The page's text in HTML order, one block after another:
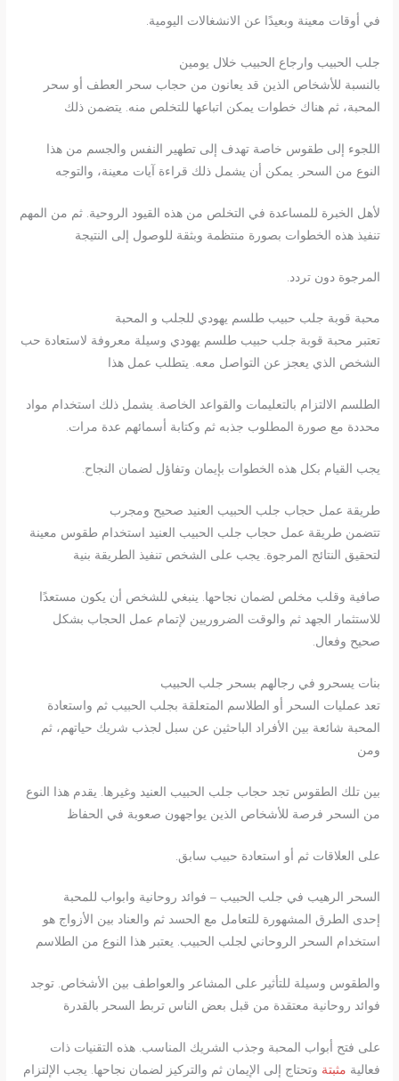
في أوقات معينة وبعيدًا عن الانشغالات اليومية.
جلب الحبيب وارجاع الحبيب خلال يومين
بالنسبة للأشخاص الذين قد يعانون من حجاب سحر العطف أو سحر
المحبة، ثم هناك خطوات يمكن اتباعها للتخلص منه. يتضمن ذلك
اللجوء إلى طقوس خاصة تهدف إلى تطهير النفس والجسم من هذا
النوع من السحر. يمكن أن يشمل ذلك قراءة آيات معينة، والتوجه
لأهل الخبرة للمساعدة في التخلص من هذه القيود الروحية. ثم من المهم
تنفيذ هذه الخطوات بصورة منتظمة وبثقة للوصول إلى النتيجة
المرجوة دون تردد.
محبة قوبة جلب حبيب طلسم يهودي للجلب و المحبة
تعتبر محبة قوبة جلب حبيب طلسم يهودي وسيلة معروفة لاستعادة حب
الشخص الذي يعجز عن التواصل معه. يتطلب عمل هذا
الطلسم الالتزام بالتعليمات والقواعد الخاصة. يشمل ذلك استخدام مواد
محددة مع صورة المطلوب جذبه ثم وكتابة أسمائهم عدة مرات.
يجب القيام بكل هذه الخطوات بإيمان وتفاؤل لضمان النجاح.
طريقة عمل حجاب جلب الحبيب العنيد صحيح ومجرب
تتضمن طريقة عمل حجاب جلب الحبيب العنيد استخدام طقوس معينة
لتحقيق النتائج المرجوة. يجب على الشخص تنفيذ الطريقة بنية
صافية وقلب مخلص لضمان نجاحها. ينبغي للشخص أن يكون مستعدًا
للاستثمار الجهد ثم والوقت الضروريين لإتمام عمل الحجاب بشكل
صحيح وفعال.
بنات يسحرو في رجالهم بسحر جلب الحبيب
تعد عمليات السحر أو الطلاسم المتعلقة بجلب الحبيب ثم واستعادة
المحبة شائعة بين الأفراد الباحثين عن سبل لجذب شريك حياتهم، ثم
ومن
بين تلك الطقوس تجد حجاب جلب الحبيب العنيد وغيرها. يقدم هذا النوع
من السحر فرصة للأشخاص الذين يواجهون صعوبة في الحفاظ
على العلاقات ثم أو استعادة حبيب سابق.
السحر الرهيب في جلب الحبيب – فوائد روحانية وابواب للمحبة
إحدى الطرق المشهورة للتعامل مع الحسد ثم والعناد بين الأزواج هو
استخدام السحر الروحاني لجلب الحبيب. يعتبر هذا النوع من الطلاسم
والطقوس وسيلة للتأثير على المشاعر والعواطف بين الأشخاص. توجد
فوائد روحانية معتقدة من قبل بعض الناس تربط السحر بالقدرة
على فتح أبواب المحبة وجذب الشريك المناسب. هذه التقنيات ذات
فعالية مثبتة وتحتاج إلى الإيمان ثم والتركيز لضمان نجاحها. يجب الإلتزام